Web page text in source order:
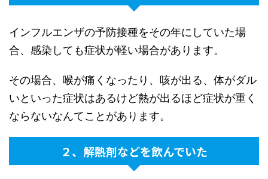
インフルエンザの予防接種をその年にしていた場
合、感染しても症状が軽い場合があります。
その場合、喉が痛くなったり、咳が出る、体がダル
いといった症状はあるけど熱が出るほど症状が重く
ならないなんてことがあります。
２、解熱剤などを飲んでいた